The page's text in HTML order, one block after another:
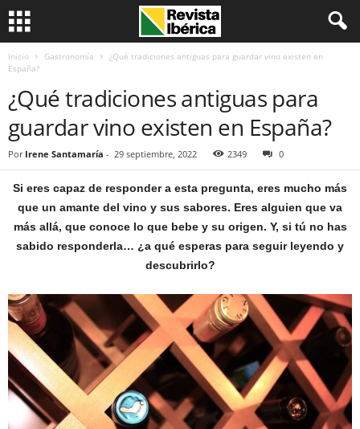
Inicio Gastronomía
¿Qué tradiciones antiguas para guardar vino existen en
España?
¿Qué tradiciones antiguas para
guardar vino existen en España?
Por Irene Santamaría - 29 septiembre, 2022 2349 0
Si eres capaz de responder a esta pregunta, eres mucho más
que un amante del vino y sus sabores. Eres alguien que va
más allá, que conoce lo que bebe y su origen. Y, si tú no has
sabido responderla… ¿a qué esperas para seguir leyendo y
descubrirlo?